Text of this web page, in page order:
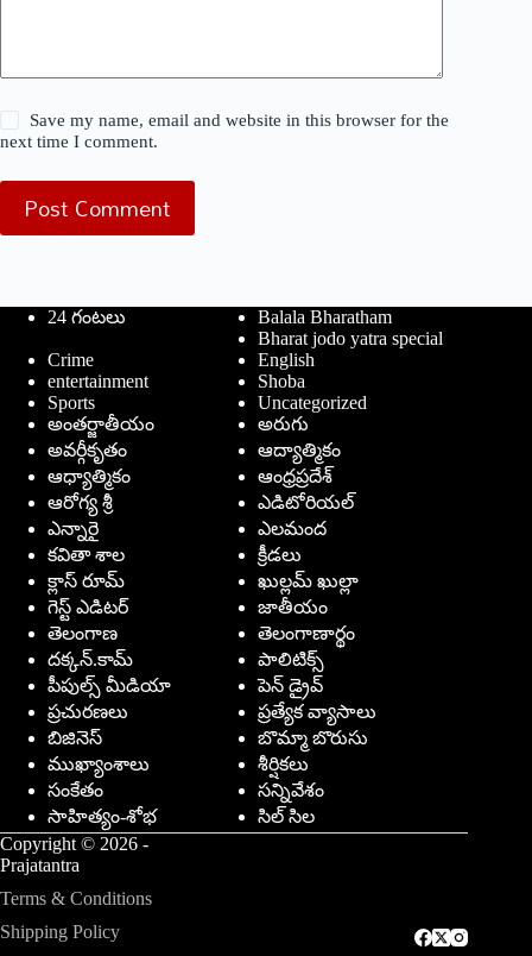
Save my name, email and website in this browser for the
next time I comment.
Post Comment
24 గంటలు
Balala Bharatham
Bharat jodo yatra special
Crime
English
entertainment
Shoba
Sports
Uncategorized
అంతర్జాతీయం
అరుగు
అవర్గీకృతం
ఆద్యాత్మికం
ఆధ్యాత్మికం
ఆంధ్రప్రదేశ్
ఆరోగ్య శ్రీ
ఎడిటోరియల్
ఎన్నారై
ఎలమంద
కవితా శాల
క్రీడలు
క్లాస్ రూమ్
ఖుల్లమ్ ఖుల్లా
గెస్ట్ ఎడిటర్
జాతీయం
తెలంగాణ
తెలంగాణార్థం
దక్కన్.కామ్
పాలిటిక్స్
పీపుల్స్ ‌మీడియా
పెన్ డ్రైవ్
ప్రచురణలు
ప్రత్యేక వ్యాసాలు
బిజినెస్
బొమ్మా బొరుసు
ముఖ్యాంశాలు
శీర్షికలు
సంకేతం
సన్నివేశం
సాహిత్యం-శోభ
సిల్ సిల
Copyright © 2026 -
Prajatantra
Terms & Conditions
Shipping Policy